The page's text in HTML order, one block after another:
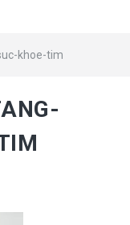
khoe-tim